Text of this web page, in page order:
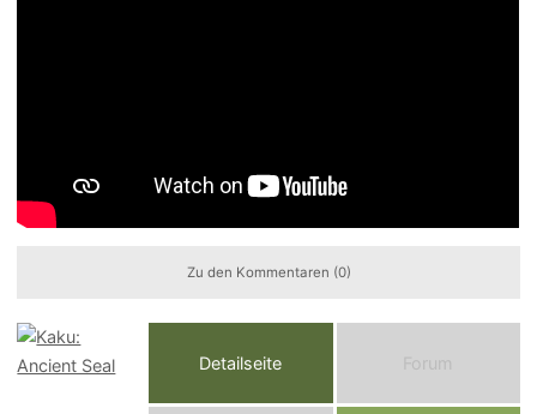
Zu den Kommentaren (0)
Detailseite Forum